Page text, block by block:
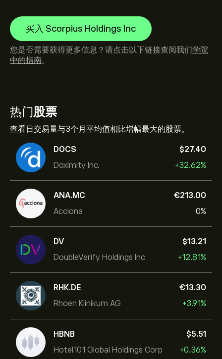
热门股票
查看日交易量与3个月平均值相比增幅最大的股票。
DOCS
Doximity Inc.
‎$‎27.40
+32.62%
ANA.MC
Acciona
‎€‎213.00
0%
DV
DoubleVerify Holdings Inc
‎$‎13.21
+12.81%
RHK.DE
Rhoen Klinikum AG
‎€‎13.30
+3.91%
HBNB
Hotel101 Global Holdings Corp
‎$‎5.51
+0.36%
买入 Scorpius Holdings Inc
您是否需要获得更多信息？请点击以下链接查阅我们学院
中的指南。